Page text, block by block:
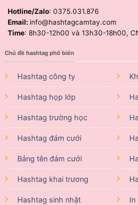
Hotline/Zalo: 0375.031.876
Email: info@hashtagcamtay.com
Time: 8h30-12h00 và 13h30-18h00,
Chủ đề hashtag phổ biến
Hashtag công ty
Hashtag họp lớp
Hashtag trường học
Hashtag đám cưới
Bảng tên đám cưới
Hashtag khai trương
Hashtag sinh nhật In